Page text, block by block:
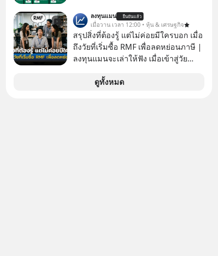
ลงทุนแมน ยืนยันแล้ว
เมื่อวาน เวลา 12:00 • หุ้น & เศรษฐกิจ
สรุปสิ่งที่ต้องรู้ แต่ไม่ค่อยมีใครบอก เมื่อ
ถึงวัยที่เริ่มซื้อ RMF เพื่อลดหย่อนภาษี |
ลงทุนแมนจะเล่าให้ฟัง เมื่อเข้าสู่วัย
ดูทั้งหมด